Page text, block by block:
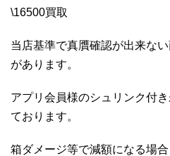
\16500買取
当店基準で真贋確認が出来な
があります。
アプリ会員様のシュリンク付
ております。
箱ダメージ等で減額になる場合